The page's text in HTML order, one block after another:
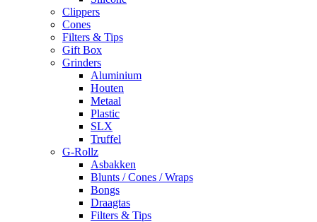
Clippers
Cones
Filters & Tips
Gift Box
Grinders
Aluminium
Houten
Metaal
Plastic
SLX
Truffel
G-Rollz
Asbakken
Blunts / Cones / Wraps
Bongs
Draagtas
Filters & Tips